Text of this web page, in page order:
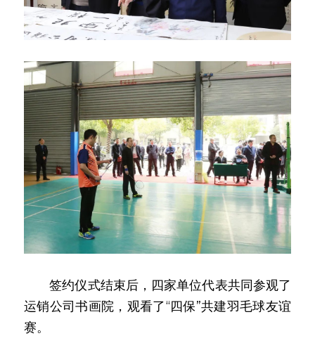
签约仪式结束后，四家单位代表共同参观了
运销公司书画院，观看了“四保”共建羽毛球友谊
赛。